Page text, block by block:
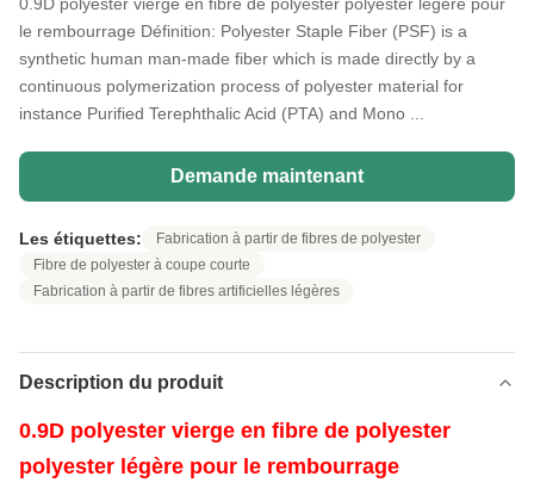
le rembourrage Définition: Polyester Staple Fiber (PSF) is a
synthetic human man-made fiber which is made directly by a
continuous polymerization process of polyester material for
instance Purified Terephthalic Acid (PTA) and Mono ...
Demande maintenant
Les étiquettes:
Fabrication à partir de fibres de polyester
Fibre de polyester à coupe courte
Fabrication à partir de fibres artificielles légères
Description du produit
0.9D polyester vierge en fibre de polyester
polyester légère pour le rembourrage